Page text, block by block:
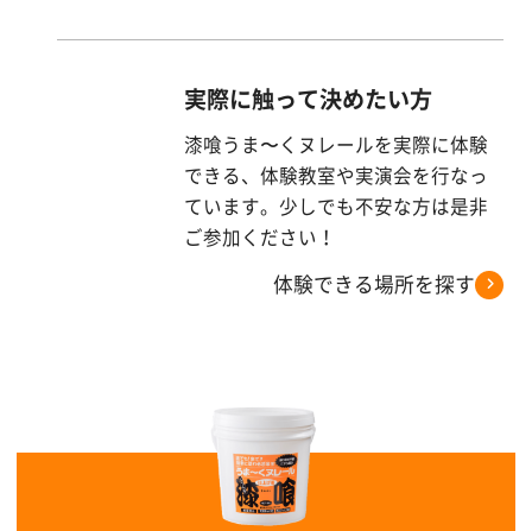
実際に触って決めたい方
漆喰うま〜くヌレールを実際に体験
できる、体験教室や実演会を行なっ
ています。少しでも不安な方は是非
ご参加ください！
体験できる場所を探す